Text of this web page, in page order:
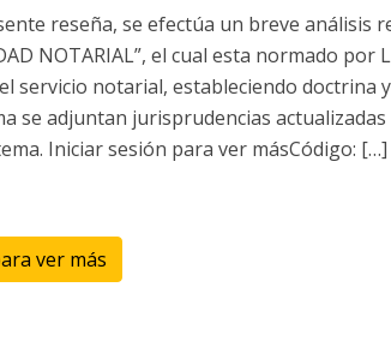
reseña, se efectúa un breve análisis
NOTARIAL”, el cual esta normado
servicio notarial, estableciendo doctrina
se adjuntan jurisprudencias
Iniciar sesión para ver másCódigo: […]
ver más